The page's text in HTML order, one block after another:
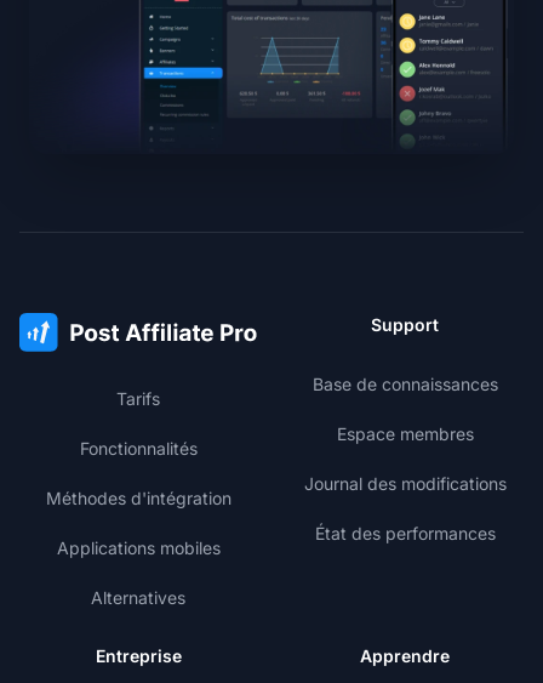
Tarifs
Fonctionnalités
Méthodes d'intégration
Applications mobiles
Alternatives
Support
Base de connaissances
Espace membres
Journal des modifications
État des performances
Entreprise Apprendre